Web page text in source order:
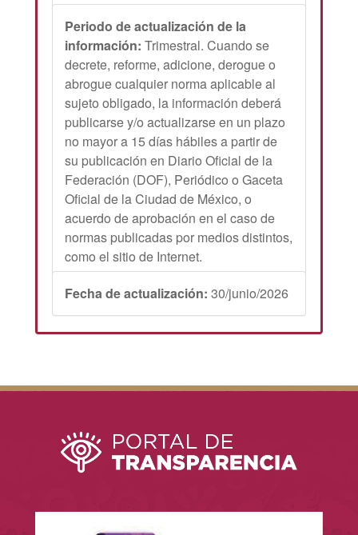
Periodo de actualización de la
información: Trimestral. Cuando se
decrete, reforme, adicione, derogue o
abrogue cualquier norma aplicable al
sujeto obligado, la información deberá
publicarse y/o actualizarse en un plazo
no mayor a 15 días hábiles a partir de
su publicación en Diario Oficial de la
Federación (DOF), Periódico o Gaceta
Oficial de la Ciudad de México, o
acuerdo de aprobación en el caso de
normas publicadas por medios distintos,
como el sitio de Internet.
Fecha de actualización: 30/junio/2026